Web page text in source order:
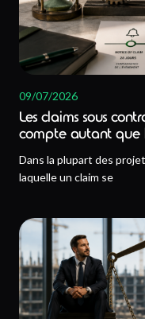
09/07/2026
Les claims sous
compte autant que
Dans la plupart des
laquelle un claim se